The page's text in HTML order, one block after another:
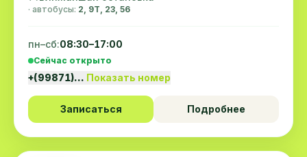
· автобусы: 2, 9Т, 23, 56
пн–сб:08:30–17:00
Сейчас открыто
+(99871)… Показать номер
Записаться Подробнее